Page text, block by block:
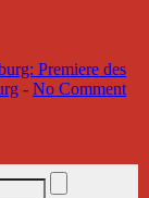
Premiere des
- No Comment